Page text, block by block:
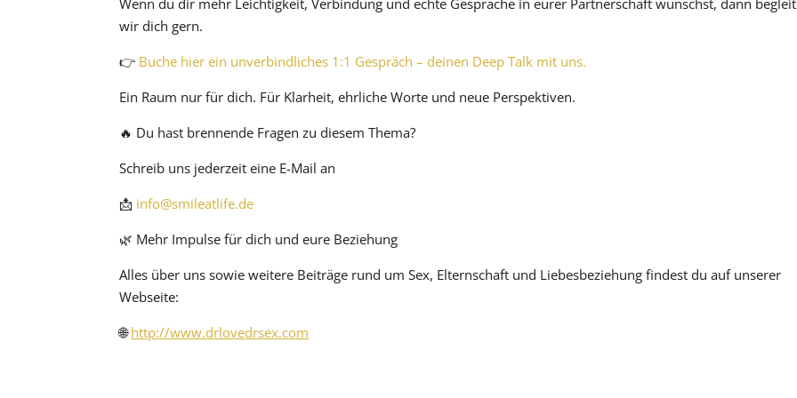
wir dich gern.
👉 Buche hier ein unverbindliches 1:1 Gespräch – deinen Deep Talk mit uns.
Ein Raum nur für dich. Für Klarheit, ehrliche Worte und neue Perspektiven.
🔥 Du hast brennende Fragen zu diesem Thema?
Schreib uns jederzeit eine E-Mail an
📩 info@smileatlife.de
🌿 Mehr Impulse für dich und eure Beziehung
Alles über uns sowie weitere Beiträge rund um Sex, Elternschaft und Liebesbeziehung findest du auf unserer
Webseite:
🌐http://www.drlovedrsex.com